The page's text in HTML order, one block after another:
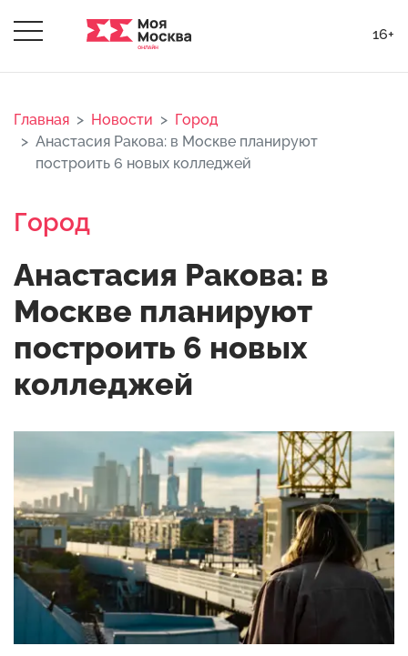
16+
Главная Новости
Город
Анастасия Ракова: в Москве планируют
построить 6 новых колледжей
Город
Анастасия Ракова: в
Москве планируют
построить 6 новых
колледжей